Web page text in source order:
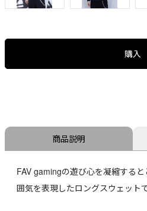
購入
商品説明
FAV gamingの遊び心を凝縮する
囲気を表現したロングスウェットで